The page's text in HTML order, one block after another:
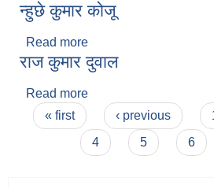
न्हुछे कुमार कोजू
Read more
राज कुमार दुवाल
Read more
Pages
« first ‹ previous
4
5 6